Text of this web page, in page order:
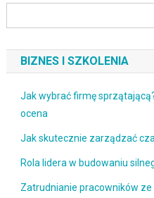
BIZNES I SZKOLENIA
Jak wybrać firmę
ocena
Jak skutecznie zarządzać
Rola lidera w budowaniu
Zatrudnianie pracowników ze